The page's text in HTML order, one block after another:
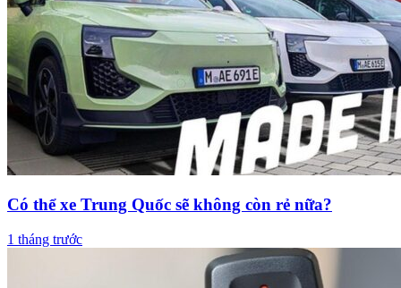
Có thể xe Trung Quốc sẽ không còn rẻ nữa?
1 tháng trước